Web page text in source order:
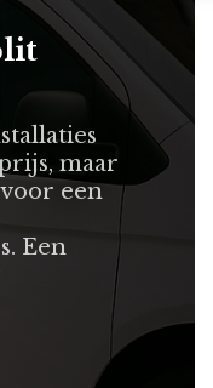
maar
een
Een